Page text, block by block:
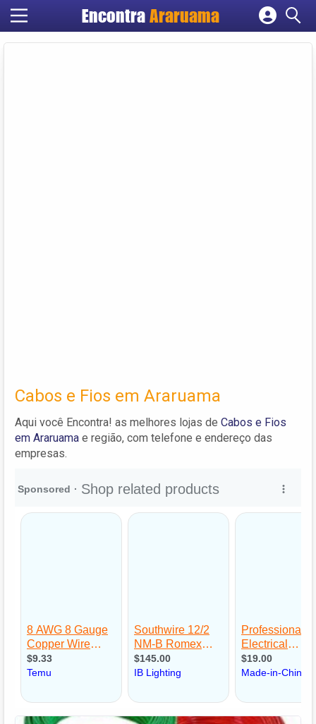
EncontraAraruama
Cadastrar empresa
Cabos e Fios em Araruama
Aqui você Encontra! as melhores lojas de Cabos e Fios
em Araruama e região, com telefone e endereço das
empresas.